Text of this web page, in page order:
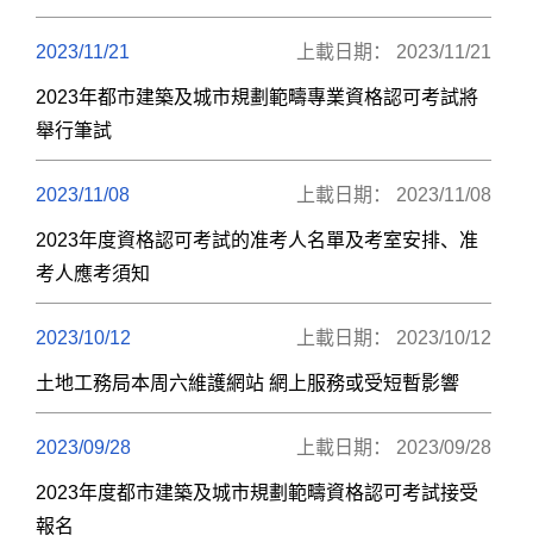
2023/11/21 上載日期： 2023/11/21
2023年都市建築及城市規劃範疇專業資格認可考試將
舉行筆試
2023/11/08 上載日期： 2023/11/08
2023年度資格認可考試的准考人名單及考室安排、准
考人應考須知
2023/10/12 上載日期： 2023/10/12
土地工務局本周六維護網站 網上服務或受短暫影響
2023/09/28 上載日期： 2023/09/28
2023年度都市建築及城市規劃範疇資格認可考試接受
報名